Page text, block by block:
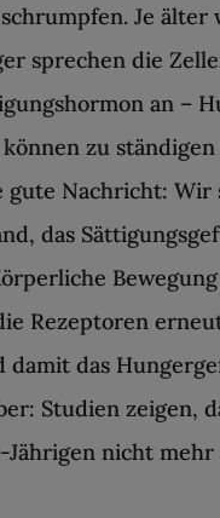
Je älter
sprechen die
an –
können zu
gute Nachricht: Wir
das
Rezeptoren
damit das
Studien zeigen,
nicht mehr